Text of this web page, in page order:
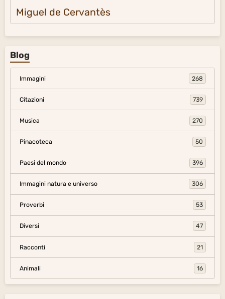
Miguel de Cervantès
Blog
Immagini 268
Citazioni 739
Musica 270
Pinacoteca 50
Paesi del mondo 396
Immagini natura e universo 306
Proverbi 53
Diversi 47
Racconti 21
Animali 16